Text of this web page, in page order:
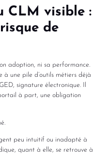
CLM visible :
de
adoption, ni sa performance.
à une pile d’outils métiers déjà
signature électronique. Il
à part, une obligation
peu intuitif ou inadapté à
quant à elle, se retrouve à